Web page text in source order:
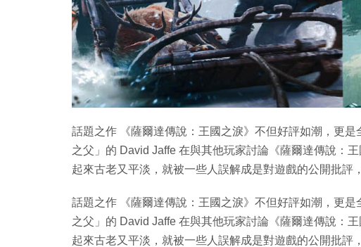
話題之作 《薩爾達傳說：王國之淚》不但好評如潮，更
之父」的 David Jaffe 在與其他玩家討論《薩爾達傳說：
起來古老又平淡，就被一些人誤解成是對遊戲的公開批評
話題之作 《薩爾達傳說：王國之淚》不但好評如潮，更
之父」的 David Jaffe 在與其他玩家討論《薩爾達傳說：
起來古老又平淡，就被一些人誤解成是對遊戲的公開批評